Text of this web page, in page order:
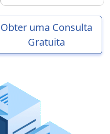
Obter uma Consulta
Gratuita